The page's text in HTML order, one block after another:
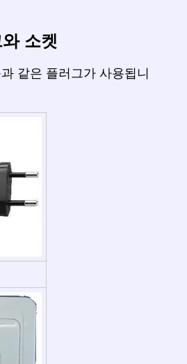
소켓
같은 플러그가 사용됩니